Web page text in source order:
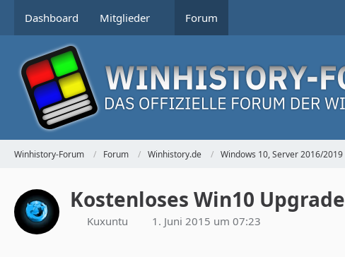
Dashboard Mitglieder Forum
Winhistory-Forum Forum Winhistory.de Windows 10, Server 2016/2019
Kostenloses Win10 Upgrade
Kuxuntu 1. Juni 2015 um 07:23